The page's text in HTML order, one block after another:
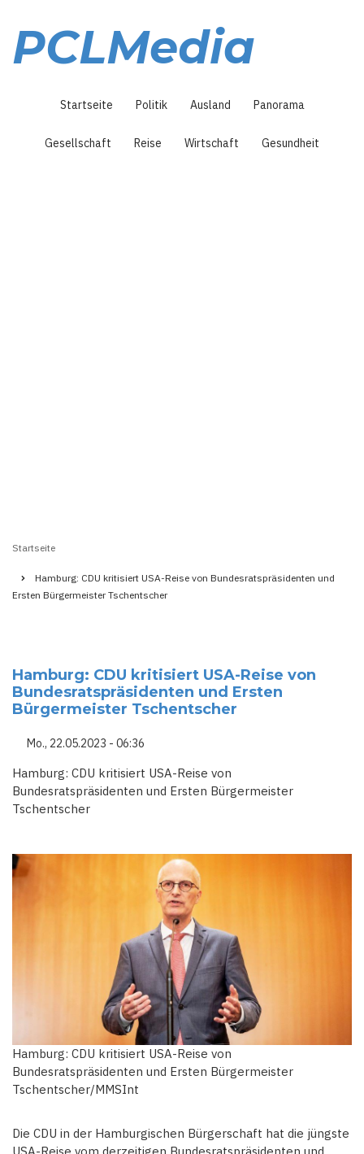
Inhalt
PCLMedia
Startseite Politik Ausland Panorama
Gesellschaft Reise Wirtschaft Gesundheit
Startseite
Hamburg: CDU kritisiert USA-Reise von Bundesratspräsidenten und
Ersten Bürgermeister Tschentscher
Hamburg: CDU kritisiert USA-Reise von
Bundesratspräsidenten und Ersten
Bürgermeister Tschentscher
Mo., 22.05.2023 - 06:36
Hamburg: CDU kritisiert USA-Reise von
Bundesratspräsidenten und Ersten Bürgermeister
Tschentscher
Hamburg: CDU kritisiert USA-Reise von
Bundesratspräsidenten und Ersten Bürgermeister
Tschentscher/MMSInt
Die CDU in der Hamburgischen Bürgerschaft hat die jüngste